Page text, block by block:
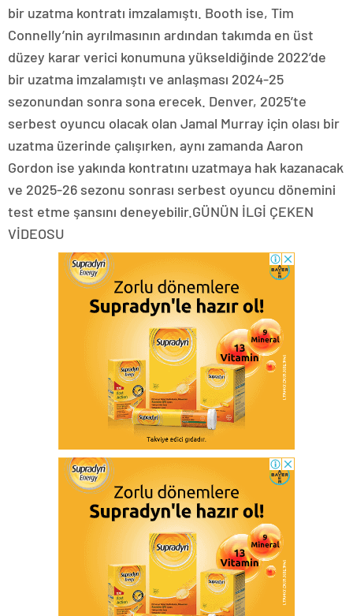
bir uzatma kontratı imzalamıştı. Booth ise, Tim
Connelly’nin ayrılmasının ardından takımda en üst
düzey karar verici konumuna yükseldiğinde 2022’de
bir uzatma imzalamıştı ve anlaşması 2024-25
sezonundan sonra sona erecek. Denver, 2025’te
serbest oyuncu olacak olan Jamal Murray için olası bir
uzatma üzerinde çalışırken, aynı zamanda Aaron
Gordon ise yakında kontratını uzatmaya hak kazanacak
ve 2025-26 sezonu sonrası serbest oyuncu dönemini
test etme şansını deneyebilir.GÜNÜN İLGİ ÇEKEN
VİDEOSU